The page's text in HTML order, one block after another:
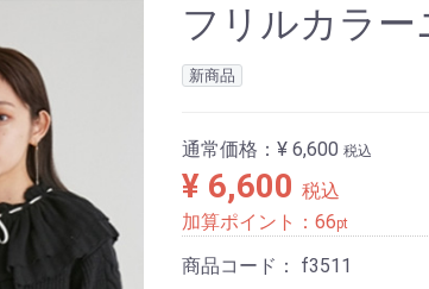
フリルカラ
新商品
通常価格： ¥ 6,600 税込
¥ 6,600 税込
加算ポイント： 66pt
商品コード： f3511